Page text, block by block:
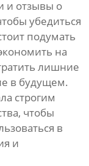
и отзывы о
убедиться
подумать
на
лишние
в будущем.
строгим
чтобы
в
и